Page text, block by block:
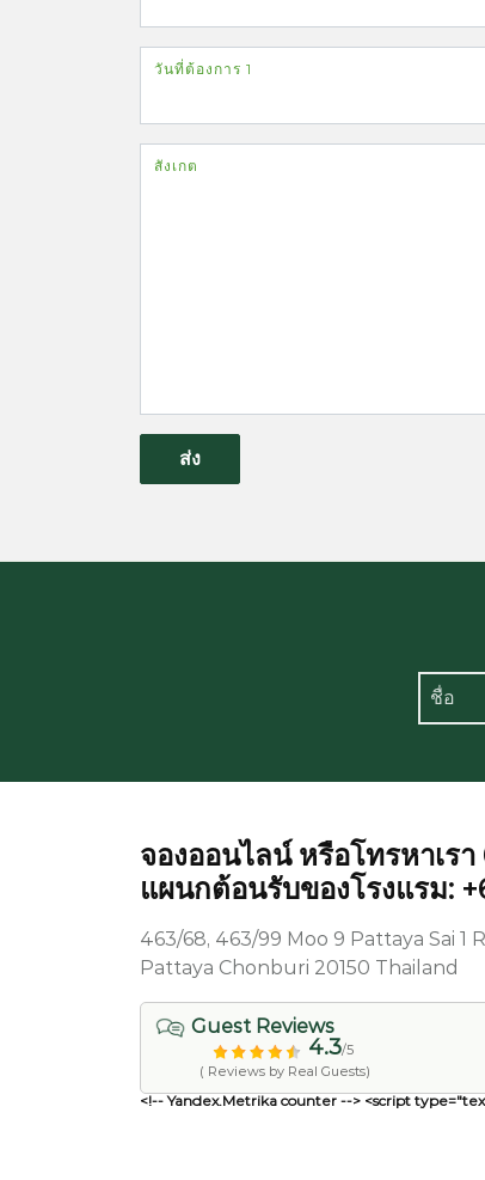
วันที่ต้องการ 1
สังเกต
ส่ง
จองออนไลน์ หรือโทรหาเร
แผนกต้อนรับของโรงแรม:
463/68, 463/99 Moo 9 Pattaya Sai
Pattaya Chonburi 20150 Thailand
Guest Reviews
4.3/5
( Reviews by Real Guests)
<!-- Yandex.Metrika counter --> <script